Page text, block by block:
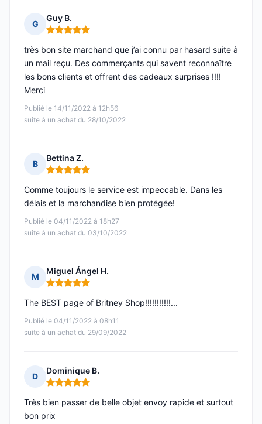
G
Guy B.
Note : 5 sur 5
Publié le 14/11/2022 à 12h56
suite à un achat du 28/10/2022
très bon site marchand que j’ai connu par hasard suite à
un mail reçu. Des commerçants qui savent reconnaître
les bons clients et offrent des cadeaux surprises !!!!
Merci
B
Bettina Z.
Note : 5 sur 5
Publié le 04/11/2022 à 18h27
suite à un achat du 03/10/2022
Comme toujours le service est impeccable. Dans les
délais et la marchandise bien protégée!
M
Miguel Ángel H.
Note : 5 sur 5
Publié le 04/11/2022 à 08h11
suite à un achat du 29/09/2022
The BEST page of Britney Shop!!!!!!!!!!!...
D
Dominique B.
Note : 5 sur 5
Très bien passer de belle objet envoy rapide et surtout
bon prix